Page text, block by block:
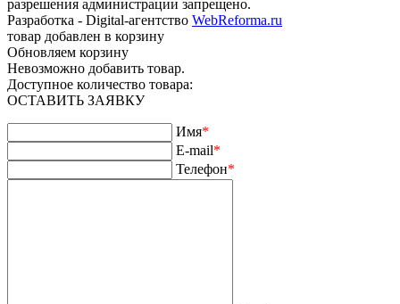
разрешения администрации запрещено.
Разработка - Digital-агентство WebReforma.ru
товар добавлен в корзину
Обновляем корзину
Невозможно добавить товар.
Доступное количество товара:
ОСТАВИТЬ ЗАЯВКУ
Имя*
E-mail*
Телефон*